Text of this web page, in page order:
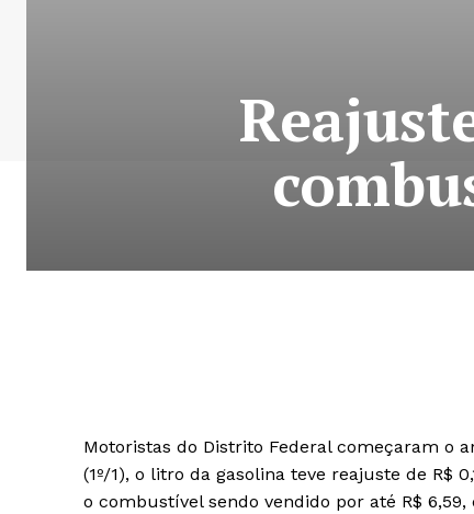
Motoristas do Distrito Federal começaram o
(1º/1), o litro da gasolina teve reajuste de R$
o combustível sendo vendido por até R$